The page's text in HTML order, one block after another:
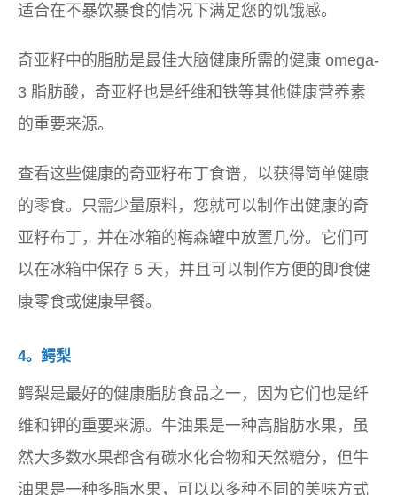
适合在不暴饮暴食的情况下满足您的饥饿感。
奇亚籽中的脂肪是最佳大脑健康所需的健康 omega-
3 脂肪酸，奇亚籽也是纤维和铁等其他健康营养素
的重要来源。
查看这些健康的奇亚籽布丁食谱，以获得简单健康
的零食。只需少量原料，您就可以制作出健康的奇
亚籽布丁，并在冰箱的梅森罐中放置几份。它们可
以在冰箱中保存 5 天，并且可以制作方便的即食健
康零食或健康早餐。
4。鳄梨
鳄梨是最好的健康脂肪食品之一，因为它们也是纤
维和钾的重要来源。牛油果是一种高脂肪水果，虽
然大多数水果都含有碳水化合物和天然糖分，但牛
油果是一种多脂水果，可以以多种不同的美味方式